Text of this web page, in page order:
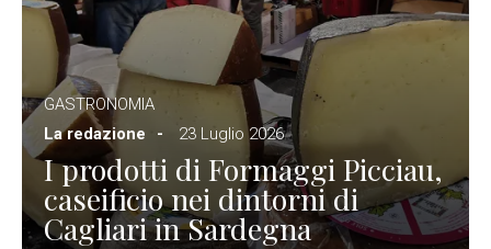
GASTRONOMIA
La redazione
23 Luglio 2026
I prodotti di Formaggi Picciau,
caseificio nei dintorni di
Cagliari in Sardegna